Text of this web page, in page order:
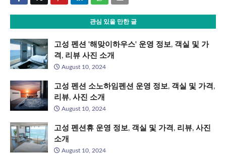
관심 있을 만한 글
고성 펜션 '해맞이하우스' 운영 정보, 객실 및 가
격, 리뷰 사진 소개
August 10, 2024
고성 펜션 소노하임펜션 운영 정보, 객실 및 가격,
리뷰, 사진 소개
August 10, 2024
고성 펜션휴 운영 정보, 객실 및 가격, 리뷰, 사진
소개
August 10, 2024